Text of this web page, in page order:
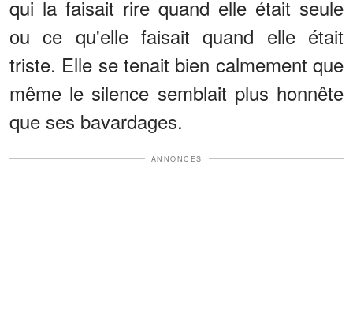
qui la faisait rire quand elle était seule
ou ce qu'elle faisait quand elle était
triste. Elle se tenait bien calmement que
même le silence semblait plus honnête
que ses bavardages.
ANNONCES